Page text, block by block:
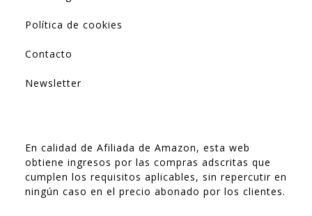
Política de cookies
Contacto
Newsletter
En calidad de Afiliada de Amazon, esta web
obtiene ingresos por las compras adscritas que
cumplen los requisitos aplicables, sin repercutir en
ningún caso en el precio abonado por los clientes.